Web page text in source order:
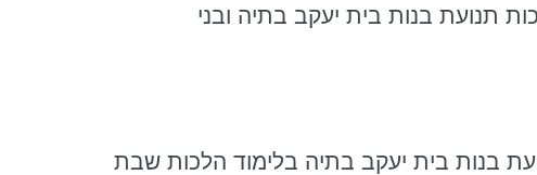
תנועת בנות בית יעקב בתיה ובני
בנות בית יעקב בתיה בלימוד הלכות שבת